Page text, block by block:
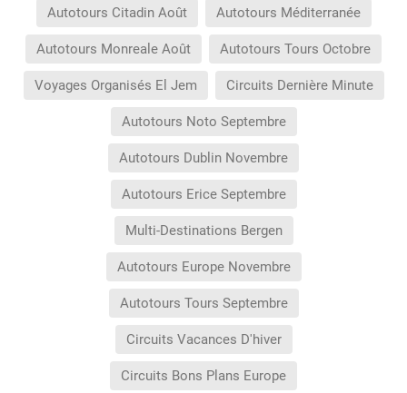
Autotours Citadin Août Autotours Méditerranée
Autotours Monreale Août Autotours Tours Octobre
Voyages Organisés El Jem Circuits Dernière Minute
Autotours Noto Septembre
Autotours Dublin Novembre
Autotours Erice Septembre
Multi-Destinations Bergen
Autotours Europe Novembre
Autotours Tours Septembre
Circuits Vacances D'hiver
Circuits Bons Plans Europe